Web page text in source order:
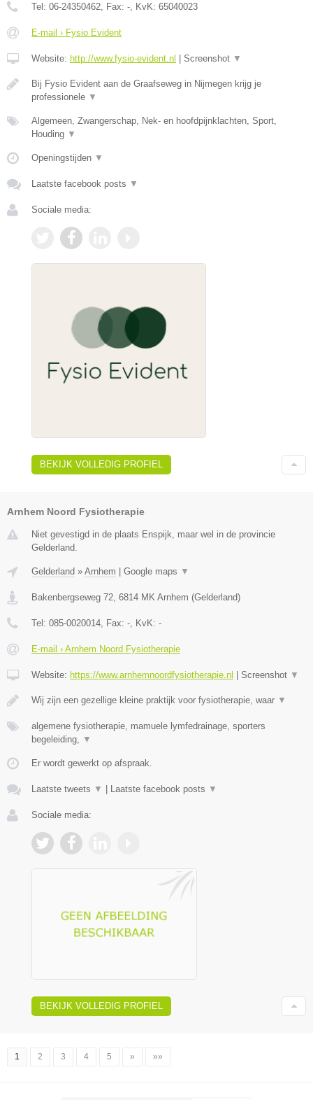
Tel: 06-24350462 , Fax: - , KvK: 65040023
E-mail › Fysio Evident
Website: http://www.fysio-evident.nl Screenshot ▼
Bij Fysio Evident aan de Graafseweg in Nijmegen krijg je
professionele ▼
Algemeen, Zwangerschap, Nek- en hoofdpijnklachten, Sport,
Houding ▼
Openingstijden ▼
Laatste facebook posts ▼
Sociale media:
BEKIJK VOLLEDIG PROFIEL
Arnhem Noord Fysiotherapie
Niet gevestigd in de plaats Enspijk, maar wel in de provincie
Gelderland.
Gelderland » Arnhem Google maps ▼
Bakenbergseweg 72 6814 MK Arnhem (Gelderland)
Tel: 085-0020014 , Fax: - , KvK: -
E-mail › Arnhem Noord Fysiotherapie
Website: https://www.arnhemnoordfysiotherapie.nl Screenshot ▼
Wij zijn een gezellige kleine praktijk voor fysiotherapie, waar ▼
algemene fysiotherapie, mamuele lymfedrainage, sporters
begeleiding,
▼
Er wordt gewerkt op afspraak.
Laatste tweets ▼ Laatste facebook posts ▼
Sociale media:
BEKIJK VOLLEDIG PROFIEL
1 2 3 4 5 » »»